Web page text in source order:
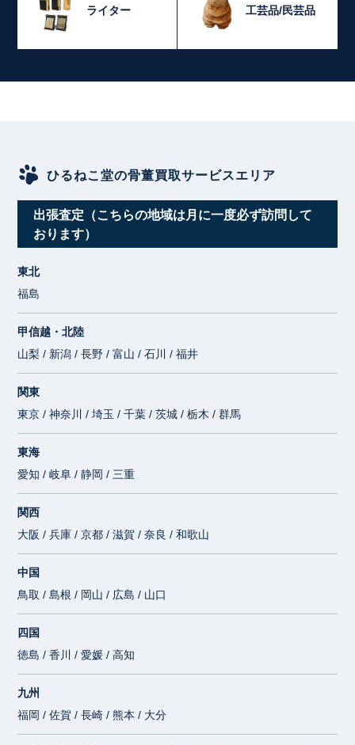
ライター 工芸品/民芸品
ひるねこ堂の骨董買取サービスエリア
出張査定（こちらの地域は月に一度必ず訪問して
おります）
東北
福島
甲信越・北陸
山梨 / 新潟 / 長野 / 富山 / 石川 / 福井
関東
東京 / 神奈川 / 埼玉 / 千葉 / 茨城 / 栃木 / 群馬
東海
愛知 / 岐阜 / 静岡 / 三重
関西
大阪 / 兵庫 / 京都 / 滋賀 / 奈良 / 和歌山
中国
鳥取 / 島根 / 岡山 / 広島 / 山口
四国
徳島 / 香川 / 愛媛 / 高知
九州
福岡 / 佐賀 / 長崎 / 熊本 / 大分